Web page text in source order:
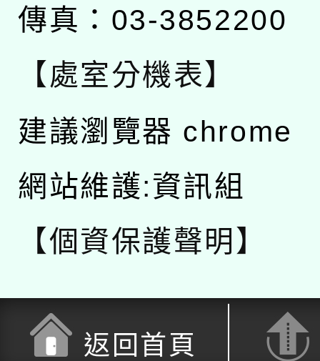
傳真：03-3852200
【處室分機表】
建議瀏覽器 chrome
網站維護:資訊組
【個資保護聲明】
返回首頁